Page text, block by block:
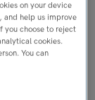
op
wonen,
on your device
and help us improve
you choose to reject
cookies.
You can